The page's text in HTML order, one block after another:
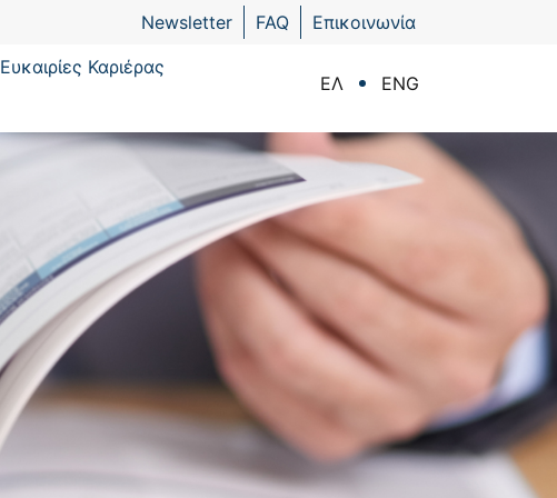
Newsletter FAQ Επικοινωνία
Eυκαιρίες Καριέρας
ΕΛ ENG